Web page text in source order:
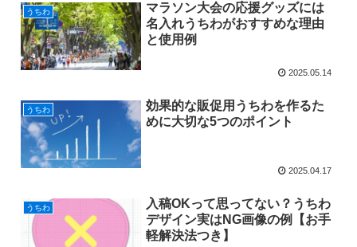
うちわ
マラソン大会の応援グッズには
名入れうちわがおすすめな理由
と使用例
2025.05.14
うちわ
効果的な販促用うちわを作るた
めに大切な5つのポイント
2025.04.17
うちわ
入稿OKって思ってない？うちわ
デザイン実はNG画像の例【お手
軽解決法つき】